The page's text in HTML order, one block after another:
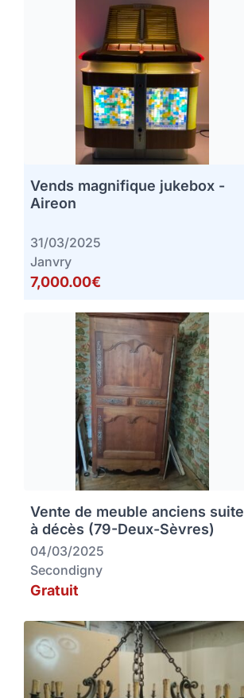
Vends magnifique jukebox -
Aireon
31/03/2025
Janvry
7,000.00€
Vente de meuble anciens suite
à décès (79-Deux-Sèvres)
04/03/2025
Secondigny
Gratuit